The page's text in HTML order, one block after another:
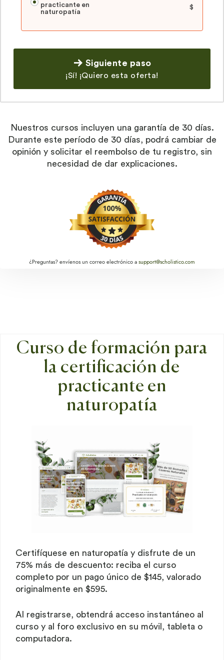
practicante en
naturopatía
$
Siguiente paso
¡Sí! ¡Quiero esta oferta!
Nuestros cursos incluyen una garantía de 30 días.
Durante este período de 30 días, podrá cambiar de
opinión y solicitar el reembolso de tu registro, sin
necesidad de dar explicaciones.
¿Preguntas? envíenos un correo electrónico asupport@scholistico.com
Curso de formación para
la certificación de
practicante en
naturopatía
Certifíquese en naturopatía y disfrute de un
75% más de descuento: reciba el curso
completo por un pago único de $145, valorado
originalmente en $595.
Al registrarse, obtendrá acceso instantáneo al
curso y al foro exclusivo en su móvil, tableta o
computadora.